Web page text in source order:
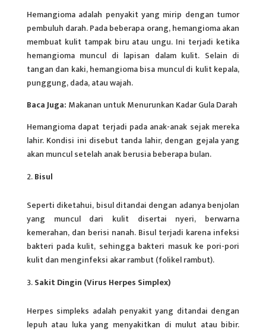
Hemangioma adalah penyakit yang mirip dengan tumor
pembuluh darah. Pada beberapa orang, hemangioma akan
membuat kulit tampak biru atau ungu. Ini terjadi ketika
hemangioma muncul di lapisan dalam kulit. Selain di
tangan dan kaki, hemangioma bisa muncul di kulit kepala,
punggung, dada, atauwajah.
Baca Juga: Makanan untuk Menurunkan Kadar Gula Darah
Hemangioma dapat terjadi pada anak-anak sejak mereka
lahir. Kondisi ini disebut tanda lahir, dengan gejala yang
akan muncul setelah anak berusia beberapa bulan.
Bisul
Seperti diketahui, bisul ditandai dengan adanya benjolan
yang muncul dari kulit disertai nyeri, berwarna
kemerahan, dan berisi nanah. Bisul terjadi karena infeksi
bakteri pada kulit, sehingga bakteri masuk ke pori-pori
kulit dan menginfeksi akar rambut (folikel rambut).
Sakit Dingin (Virus Herpes Simplex)
Herpes simpleks adalah penyakit yang ditandai dengan
lepuh atau luka yang menyakitkan di mulut atau bibir.